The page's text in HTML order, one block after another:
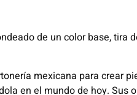
de un color base, tira
mexicana para crear
en el mundo de hoy. Sus